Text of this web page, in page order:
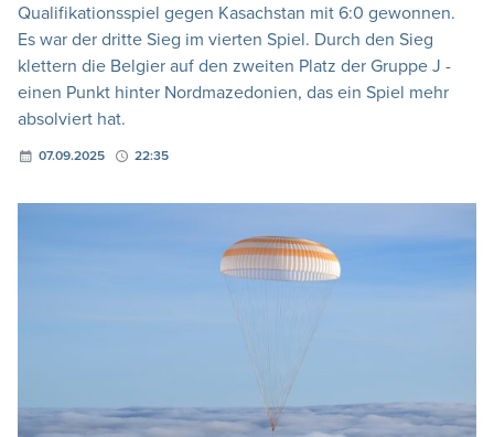
Qualifikationsspiel gegen Kasachstan mit 6:0 gewonnen.
Es war der dritte Sieg im vierten Spiel. Durch den Sieg
klettern die Belgier auf den zweiten Platz der Gruppe J -
einen Punkt hinter Nordmazedonien, das ein Spiel mehr
absolviert hat.
07.09.2025 22:35